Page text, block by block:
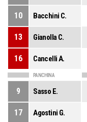
10 Bacchini C.
13 Gianolla C.
16 Cancelli A.
PANCHINA
9 Sasso E.
17 Agostini G.